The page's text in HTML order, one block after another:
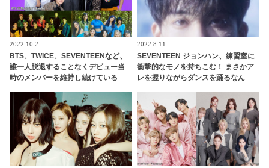
2022.10.2
BTS、TWICE、SEVENTEENなど、
誰一人脱退することなくデビュー当
時のメンバーを維持し続けている
さに感激
2022.8.11
SEVENTEEN ジョンハン、練習室に
衝撃的なモノを持ちこむ！ まさかア
レを握りながらダンスを踊るなん
クな発想にくぎづけ